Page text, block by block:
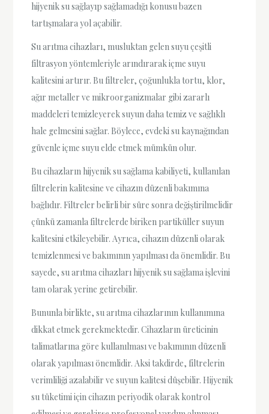
hijyenik su sağlayıp sağlamadığı konusu bazen
tartışmalara yol açabilir.
Su arıtma cihazları, musluktan gelen suyu çeşitli
filtrasyon yöntemleriyle arındırarak içme suyu
kalitesini artırır. Bu filtreler, çoğunlukla tortu, klor,
ağır metaller ve mikroorganizmalar gibi zararlı
maddeleri temizleyerek suyun daha temiz ve sağlıklı
hale gelmesini sağlar. Böylece, evdeki su kaynağından
güvenle içme suyu elde etmek mümkün olur.
Bu cihazların hijyenik su sağlama kabiliyeti, kullanılan
filtrelerin kalitesine ve cihazın düzenli bakımına
bağlıdır. Filtreler belirli bir süre sonra değiştirilmelidir
çünkü zamanla filtrelerde biriken partiküller suyun
kalitesini etkileyebilir. Ayrıca, cihazın düzenli olarak
temizlenmesi ve bakımının yapılması da önemlidir. Bu
sayede, su arıtma cihazları hijyenik su sağlama işlevini
tam olarak yerine getirebilir.
Bununla birlikte, su arıtma cihazlarının kullanımına
dikkat etmek gerekmektedir. Cihazların üreticinin
talimatlarına göre kullanılması ve bakımının düzenli
olarak yapılması önemlidir. Aksi takdirde, filtrelerin
verimliliği azalabilir ve suyun kalitesi düşebilir. Hijyenik
su tüketimi için cihazın periyodik olarak kontrol